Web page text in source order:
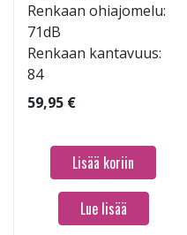
Renkaan ohiajomelu:
71dB
Renkaan kantavuus:
84
59,95 €
Lisää koriin
Lue lisää